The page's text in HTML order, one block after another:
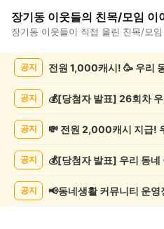
장기동 이웃들의 친목/모임 이
장기동 이웃들이 직접 올린 친목/모임
록
공지 전원 1,000캐시! 🥳 우리
공지
공지
공지
공지 📢동네생활 커뮤니티 운